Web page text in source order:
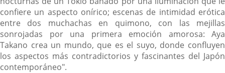
confiere un aspecto onírico; escenas de intimidad erótica
entre dos muchachas en quimono, con las mejillas
sonrojadas por una primera emoción amorosa: Aya
Takano crea un mundo, que es el suyo, donde confluyen
los aspectos más contradictorios y fascinantes del Japón
contemporáneo".